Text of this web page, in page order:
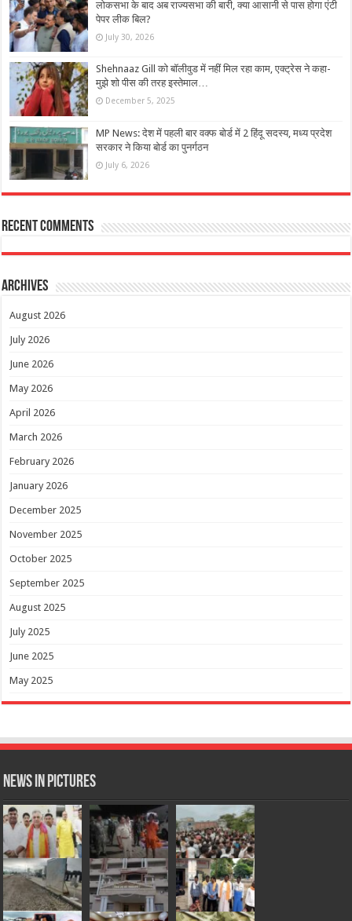
लोकसभा के बाद अब राज्यसभा की बारी, क्या आसानी से पास होगा एंटी
पेपर लीक बिल?
July 30, 2026
Shehnaaz Gill को बॉलीवुड में नहीं मिल रहा काम, एक्ट्रेस ने कहा-
मुझे शो पीस की तरह इस्तेमाल…
December 5, 2025
MP News: देश में पहली बार वक्फ बोर्ड में 2 हिंदू सदस्य, मध्य प्रदेश
सरकार ने किया बोर्ड का पुनर्गठन
July 6, 2026
Recent Comments
Archives
August 2026
July 2026
June 2026
May 2026
April 2026
March 2026
February 2026
January 2026
December 2025
November 2025
October 2025
September 2025
August 2025
July 2025
June 2025
May 2025
News in Pictures